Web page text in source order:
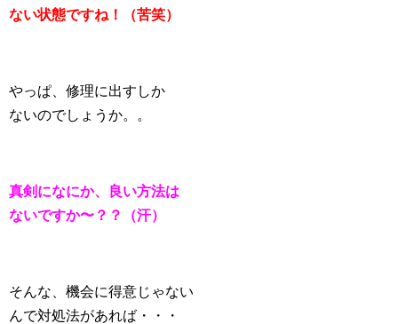
ない状態ですね！（苦笑）
やっぱ、修理に出すしか
ないのでしょうか。。
真剣になにか、良い方法は
ないですか〜？？（汗）
そんな、機会に得意じゃない
んで対処法があれば・・・